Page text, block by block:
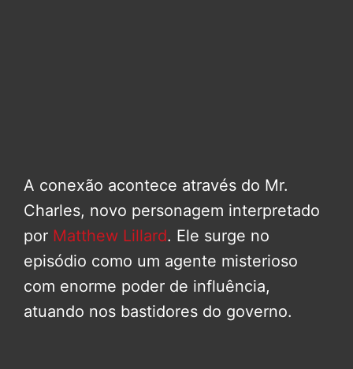
A conexão acontece através do Mr.
Charles, novo personagem interpretado
por Matthew Lillard. Ele surge no
episódio como um agente misterioso
com enorme poder de influência,
atuando nos bastidores do governo.